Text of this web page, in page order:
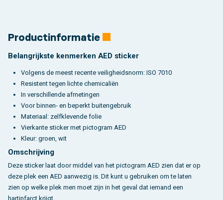
Productinformatie
Belangrijkste kenmerken AED sticker
Volgens de meest recente veiligheidsnorm: ISO 7010
Resistent tegen lichte chemicaliën
In verschillende afmetingen
Voor binnen- en beperkt buitengebruik
Materiaal: zelfklevende folie
Vierkante sticker met pictogram AED
Kleur: groen, wit
Omschrijving
Deze sticker laat door middel van het pictogram AED zien dat er op
deze plek een AED aanwezig is. Dit kunt u gebruiken om te laten
zien op welke plek men moet zijn in het geval dat iemand een
hartinfarct krijgt.